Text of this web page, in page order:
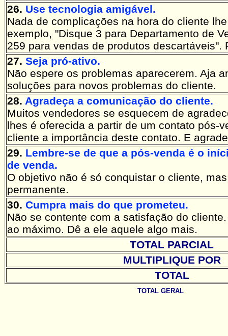
26. Use tecnologia amigável.
Nada de complicações na hora do cliente
exemplo, "Disque 3 para Departamento de
259 para vendas de produtos descartáveis".
27. Seja pró-ativo.
Não espere os problemas aparecerem. Aja
soluções para novos problemas do cliente.
28. Agradeça a comunicação do cliente.
Muitos vendedores se esquecem de
lhes é oferecida a partir de um contato pós-
cliente a importância deste contato. E
29. Lembre-se de que a pós-venda é o
de venda.
O objetivo não é só conquistar o cliente,
permanente.
30. Cumpra mais do que prometeu.
Não se contente com a satisfação do
ao máximo. Dê a ele aquele algo mais.
TOTAL PARCIAL
MULTIPLIQUE POR
TOTAL
TOTAL GERAL